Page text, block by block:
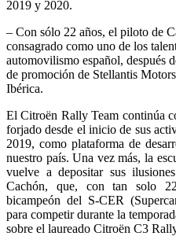
2019 y 2020.
– Con sólo 22 años, el piloto de
consagrado como uno de los
automovilismo español, después
de promoción de Stellantis
Ibérica.
El Citroën Rally Team continúa
forjado desde el inicio de sus
2019, como plataforma de
nuestro país. Una vez más, la
vuelve a depositar sus
Cachón, que, con tan solo
bicampeón del S-CER
para competir durante la
sobre el laureado Citroën C3